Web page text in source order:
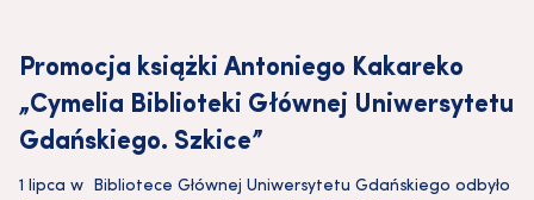
Promocja książki Antoniego Kakareko
„Cymelia Biblioteki Głównej Uniwersytetu
Gdańskiego. Szkice”
1 lipca w Bibliotece Głównej Uniwersytetu Gdańskiego odbyło